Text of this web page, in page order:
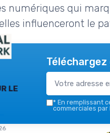
numériques qui
influenceront le
le
* En remplissant
commerciales par